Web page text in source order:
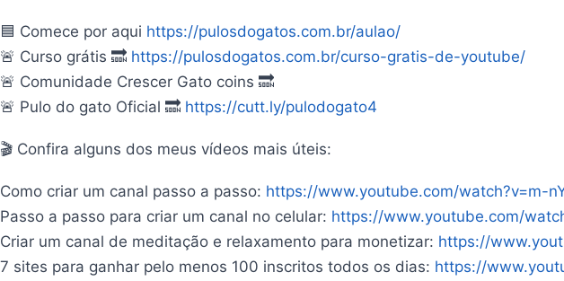
🟦 Comece por aqui https://pulosdogatos.com.br/aulao/
🚨 Curso grátis 🔜 https://pulosdogatos.com.br/curso-gratis-de-youtube/
🚨 Comunidade Crescer Gato coins 🔜
🚨 Pulo do gato Oficial 🔜 https://cutt.ly/pulodogato4
🎬 Confira alguns dos meus vídeos mais úteis:
Como criar um canal passo a passo: https://www.youtube.com/watch?v=m-
Passo a passo para criar um canal no celular: https://www.youtube.com/
Criar um canal de meditação e relaxamento para monetizar: https://
7 sites para ganhar pelo menos 100 inscritos todos os dias: https://